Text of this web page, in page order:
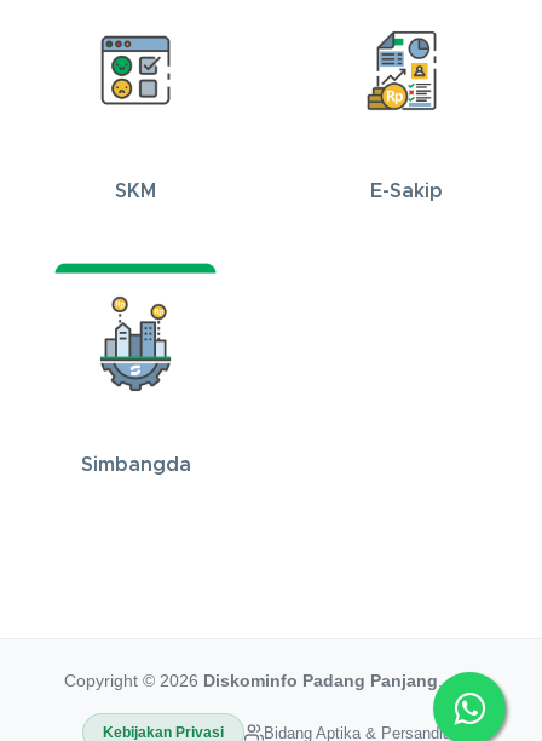
SKM E-Sakip
Simbangda
Copyright © 2026 Diskominfo Padang Panjang .
Kebijakan Privasi Bidang Aptika & Persandian